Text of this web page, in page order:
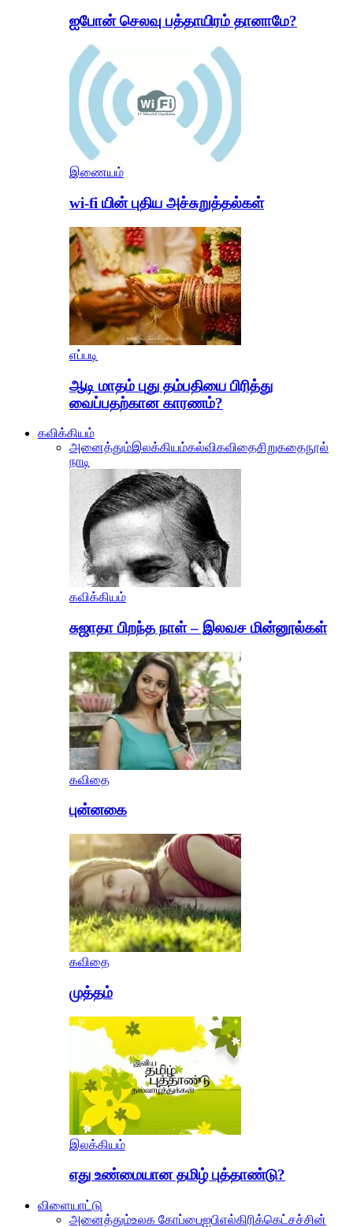
ஐபோன் செலவு பத்தாயிரம் தானாமே?
இணையம்
wi-fi யின் புதிய அச்சுறுத்தல்கள்
எப்படி
ஆடி மாதம் புது தம்பதியை பிரித்து
வைப்பதற்கான காரணம்?
கவிக்கியம்
அனைத்தும்இலக்கியம்கல்விகவிதைசிறுகதைநூல்
நாடி
கவிக்கியம்
சுஜாதா பிறந்த நாள் – இலவச மின்னூல்கள்
கவிதை
புன்னகை
கவிதை
முத்தம்
இலக்கியம்
எது உண்மையான தமிழ் புத்தாண்டு?
விளையாட்டு
அனைத்தும்உலக கோப்பைஐபிஎல்கிரிக்கெட் சச்சின்